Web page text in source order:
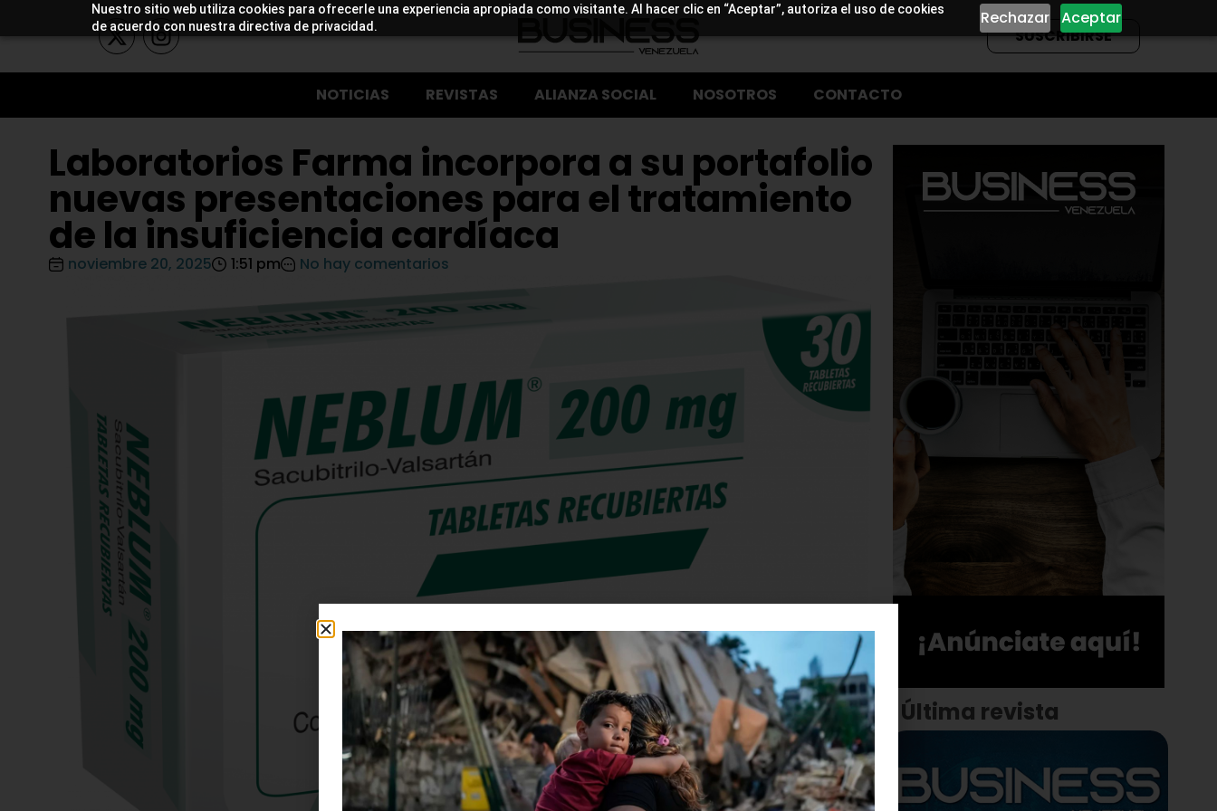
Nuestro sitio web utiliza cookies para ofrecerle una experiencia apropiada como visitante. Al hacer clic en “Aceptar”, autoriza el uso de cookies
de acuerdo con nuestra directiva de privacidad.
Rechazar Aceptar
SUSCRIBIRSE
NOTICIAS REVISTAS ALIANZA SOCIAL NOSOTROS CONTACTO
Laboratorios Farma incorpora a su portafolio
nuevas presentaciones para el tratamiento
de la insuficiencia cardíaca
noviembre 20, 2025 1:51 pm No hay comentarios
Última revista